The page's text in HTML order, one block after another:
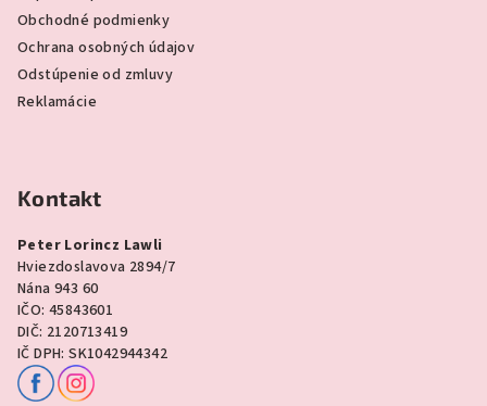
Obchodné podmienky
Ochrana osobných údajov
Odstúpenie od zmluvy
Reklamácie
Kontakt
Peter Lorincz Lawli
Hviezdoslavova 2894/7
Nána 943 60
IČO: 45843601
DIČ: 2120713419
IČ DPH: SK1042944342